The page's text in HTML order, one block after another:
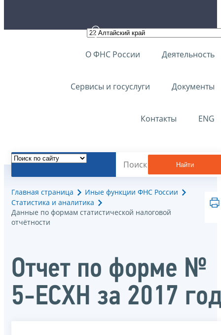
О ФНС России Деятельность
Сервисы и госуслуги Документы
Контакты ENG
Найти
Главная страница
Иные функции ФНС России
Статистика и аналитика
Данные по формам статистической налоговой
отчётности
Отчет по форме №
5-ЕСХН за 2017